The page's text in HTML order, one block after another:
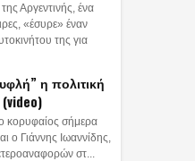
Αργεντινής, ένα
«έσυρε» έναν
της για
η πολιτική
(video)
κορυφαίος σήμερα
ο Γιάννης Ιωαννίδης,
στ...